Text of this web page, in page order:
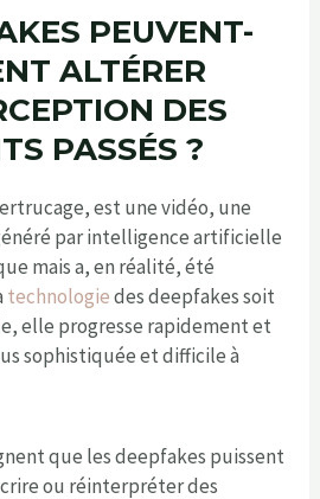
PEUVENT-
ALTÉRER
DES
PASSÉS ?
est une vidéo, une
par intelligence artificielle
mais a, en réalité, été
technologiedes deepfakes soit
elle progresse rapidement et
sophistiquée et difficile à
que les deepfakes puissent
ou réinterpréter des